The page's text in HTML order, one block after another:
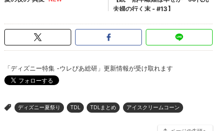
「ディズニー特集 -ウレぴあ総研」更新情報が受け取れます
> ディズニー夏祭り TDL TDLまとめ アイスクリームコーン